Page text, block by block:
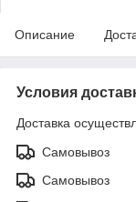
Описание
Условия
Доставка
Самовывоз
Самовывоз